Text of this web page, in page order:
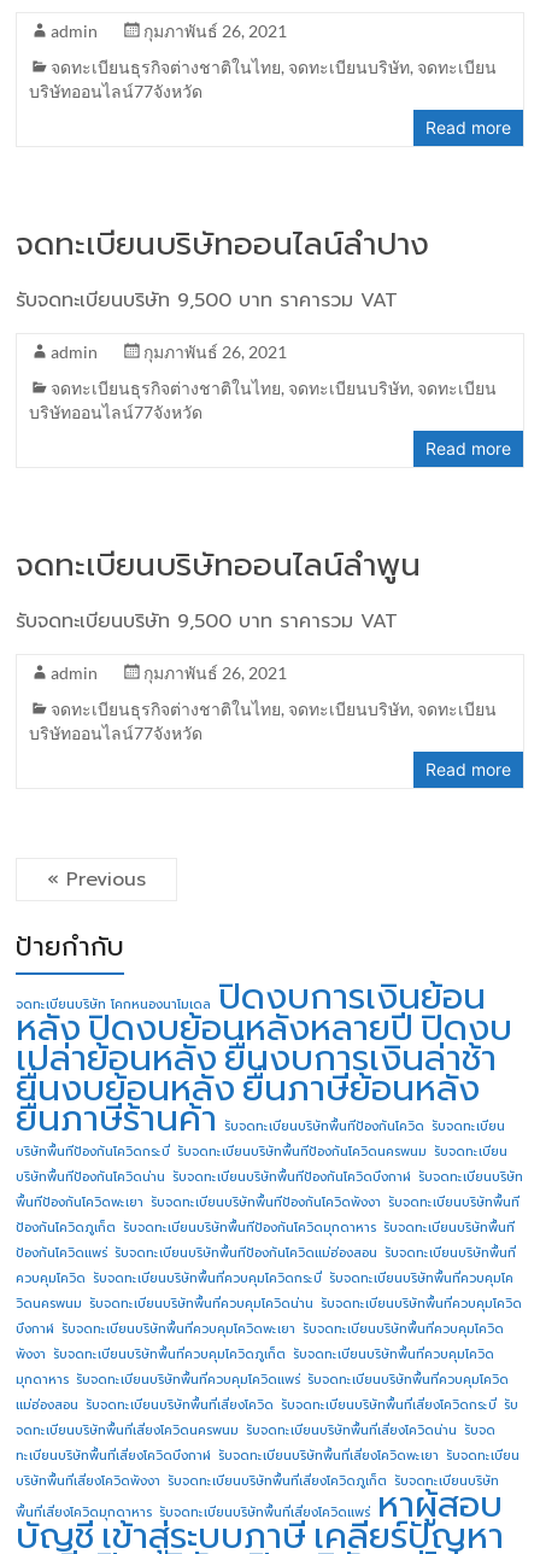
admin
กุมภาพันธ์ 26, 2021
จดทะเบียนธุรกิจต่างชาติในไทย, จดทะเบียนบริษัท, จดทะเบียน
บริษัทออนไลน์77จังหวัด
Read more
จดทะเบียนบริษัทออนไลน์ลำปาง
รับจดทะเบียนบริษัท 9,500 บาท ราคารวม VAT
admin
กุมภาพันธ์ 26, 2021
จดทะเบียนธุรกิจต่างชาติในไทย, จดทะเบียนบริษัท, จดทะเบียน
บริษัทออนไลน์77จังหวัด
Read more
จดทะเบียนบริษัทออนไลน์ลำพูน
รับจดทะเบียนบริษัท 9,500 บาท ราคารวม VAT
admin
กุมภาพันธ์ 26, 2021
จดทะเบียนธุรกิจต่างชาติในไทย, จดทะเบียนบริษัท, จดทะเบียน
บริษัทออนไลน์77จังหวัด
Read more
« Previous
ป้ายกำกับ
จดทะเบียนบริษัท โคกหนองนาโมเดล ปิดงบการเงินย้อน
หลังปิดงบย้อนหลังหลายปี ปิดงบ
เปล่าย้อนหลังยื่นงบการเงินล่าช้า
ยื่นงบย้อนหลังยื่นภาษีย้อนหลัง
ยื่นภาษีร้านค้า รับจดทะเบียนบริษัทพื้นทีป้องกันโควิด รับจดทะเบียน
บริษัทพื้นทีป้องกันโควิดกระบี่ รับจดทะเบียนบริษัทพื้นทีป้องกันโควิดนครพนม รับจดทะเบียน
บริษัทพื้นทีป้องกันโควิดน่าน รับจดทะเบียนบริษัทพื้นทีป้องกันโควิดบึงกาฬ รับจดทะเบียนบริษัท
พื้นทีป้องกันโควิดพะเยา รับจดทะเบียนบริษัทพื้นทีป้องกันโควิดพังงา รับจดทะเบียนบริษัทพื้นที
ป้องกันโควิดภูเก็ต รับจดทะเบียนบริษัทพื้นทีป้องกันโควิดมุกดาหาร รับจดทะเบียนบริษัทพื้นที
ป้องกันโควิดแพร่ รับจดทะเบียนบริษัทพื้นทีป้องกันโควิดแม่ฮ่องสอน รับจดทะเบียนบริษัทพื้นที่
ควบคุมโควิด รับจดทะเบียนบริษัทพื้นที่ควบคุมโควิดกระบี่ รับจดทะเบียนบริษัทพื้นที่ควบคุมโค
วิดนครพนม รับจดทะเบียนบริษัทพื้นที่ควบคุมโควิดน่าน รับจดทะเบียนบริษัทพื้นที่ควบคุมโควิด
บึงกาฬ รับจดทะเบียนบริษัทพื้นที่ควบคุมโควิดพะเยา รับจดทะเบียนบริษัทพื้นที่ควบคุมโควิด
พังงา รับจดทะเบียนบริษัทพื้นที่ควบคุมโควิดภูเก็ต รับจดทะเบียนบริษัทพื้นที่ควบคุมโควิด
มุกดาหาร รับจดทะเบียนบริษัทพื้นที่ควบคุมโควิดแพร่ รับจดทะเบียนบริษัทพื้นที่ควบคุมโควิด
แม่ฮ่องสอน รับจดทะเบียนบริษัทพื้นที่เสี่ยงโควิด รับจดทะเบียนบริษัทพื้นที่เสี่ยงโควิดกระบี่ รับ
จดทะเบียนบริษัทพื้นที่เสี่ยงโควิดนครพนม รับจดทะเบียนบริษัทพื้นที่เสี่ยงโควิดน่าน รับจด
ทะเบียนบริษัทพื้นที่เสี่ยงโควิดบึงกาฬ รับจดทะเบียนบริษัทพื้นที่เสี่ยงโควิดพะเยา รับจดทะเบียน
บริษัทพื้นที่เสี่ยงโควิดพังงา รับจดทะเบียนบริษัทพื้นที่เสี่ยงโควิดภูเก็ต รับจดทะเบียนบริษัท
พื้นที่เสี่ยงโควิดมุกดาหาร รับจดทะเบียนบริษัทพื้นที่เสี่ยงโควิดแพร่ หาผู้สอบ
บัญชี เข้าสู่ระบบภาษี เคลียร์ปัญหา